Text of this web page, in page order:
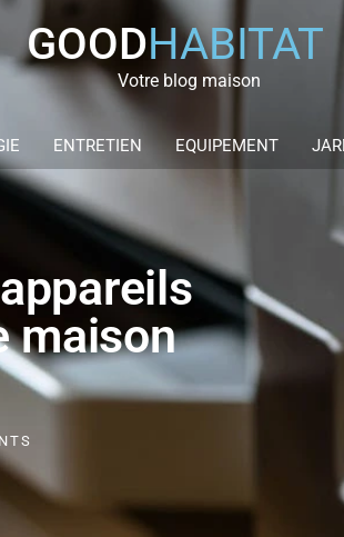
GOODHABITAT
Votre blog maison
ENTRETIEN EQUIPEMENT
maison